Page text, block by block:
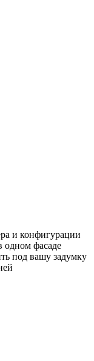
и конфигурации
одном фасаде
под вашу задумку